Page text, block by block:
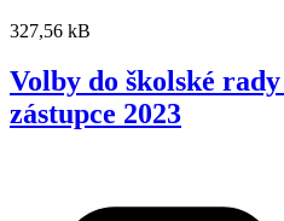
327,56 kB
Volby do školské
zástupce 2023